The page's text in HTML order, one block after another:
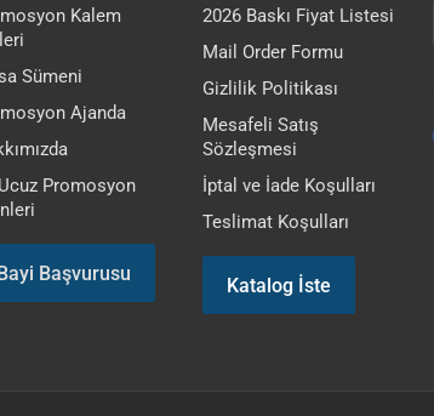
Kalem
Sümeni
Ajanda
Promosyon
Başvurusu
2026 Baskı Fiyat Listesi
Mail Order Formu
Gizlilik Politikası
Mesafeli Satış
Sözleşmesi
İptal ve İade Koşulları
Teslimat Koşulları
Katalog İste